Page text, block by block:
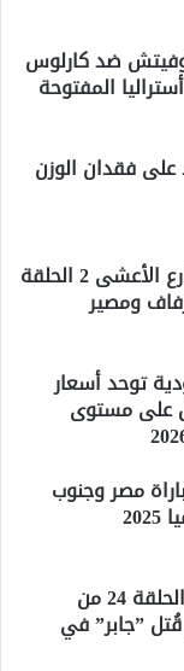
ضد كارلوس
المفتوحة
فقدان الوزن
بالتفاصيل: مسلسل شارع الأعشى 2 الحلقة
ومصير
توحد أسعار
على مستوى
مصر وجنوب
بالتفاصيل: شاهد الآن الحلقة 24 من
”جابر” في